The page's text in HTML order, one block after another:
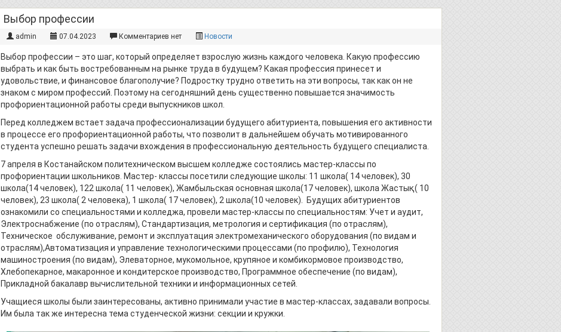
Выбор профессии
admin 07.04.2023 Комментариев нет Новости
Выбор профессии – это шаг, который определяет взрослую жизнь каждого человека. Какую профессию
выбрать и как быть востребованным на рынке труда в будущем? Какая профессия принесет и
удовольствие, и финансовое благополучие? Подростку трудно ответить на эти вопросы, так как он не
знаком с миром профессий. Поэтому на сегодняшний день существенно повышается значимость
профориентационной работы среди выпускников школ.
Перед колледжем встает задача профессионализации будущего абитуриента, повышения его активности
в процессе его профориентационной работы, что позволит в дальнейшем обучать мотивированного
студента успешно решать задачи вхождения в профессиональную деятельность будущего специалиста.
7 апреля в Костанайском политехническом высшем колледже состоялись мастер-классы по
профориентации школьников. Мастер- классы посетили следующие школы: 11 школа( 14 человек), 30
школа(14 человек), 122 школа( 11 человек), Жамбыльская основная школа(17 человек), школа Жастық( 10
человек), 23 школа( 2 человека), 1 школа( 17 человек), 2 школа(10 человек). Будущих абитуриентов
ознакомили со специальностями и колледжа, провели мастер-классы по специальностям: Учет и аудит,
Электроснабжение (по отраслям), Стандартизация, метрология и сертификация (по отраслям),
Техническое обслуживание, ремонт и эксплуатация электромеханического оборудования (по видам и
отраслям),Автоматизация и управление технологическими процессами (по профилю), Технология
машиностроения (по видам), Элеваторное, мукомольное, крупяное и комбикормовое производство,
Хлебопекарное, макаронное и кондитерское производство, Программное обеспечение (по видам),
Прикладной бакалавр вычислительной техники и информационных сетей.
Учащиеся школы были заинтересованы, активно принимали участие в мастер-классах, задавали вопросы.
Им была так же интересна тема студенческой жизни: секции и кружки.